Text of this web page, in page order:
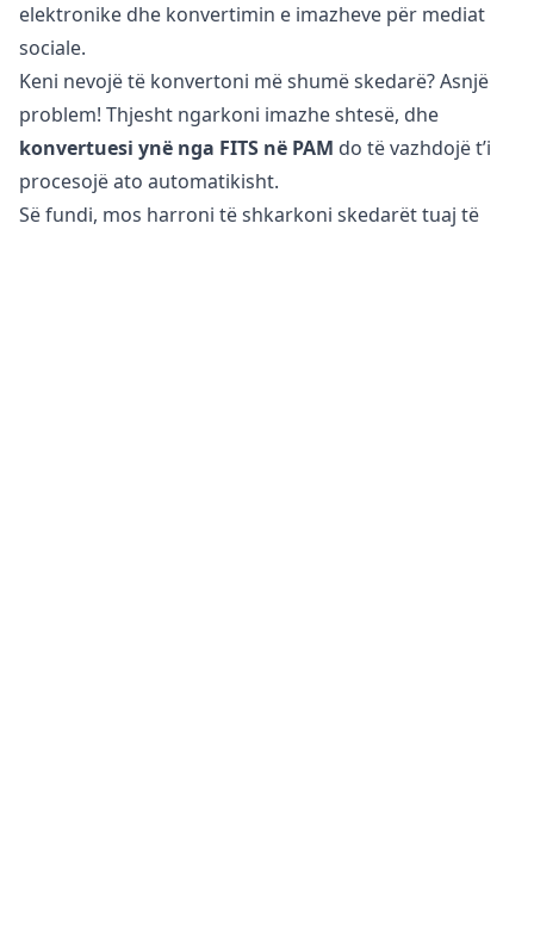
elektronike dhe konvertimin e imazheve për mediat
sociale.
Keni nevojë të konvertoni më shumë skedarë? Asnjë
problem! Thjesht ngarkoni imazhe shtesë, dhe
konvertuesi ynë nga FITS në PAM do të vazhdojë t’i
procesojë ato automatikisht.
Së fundi, mos harroni të shkarkoni skedarët tuaj të